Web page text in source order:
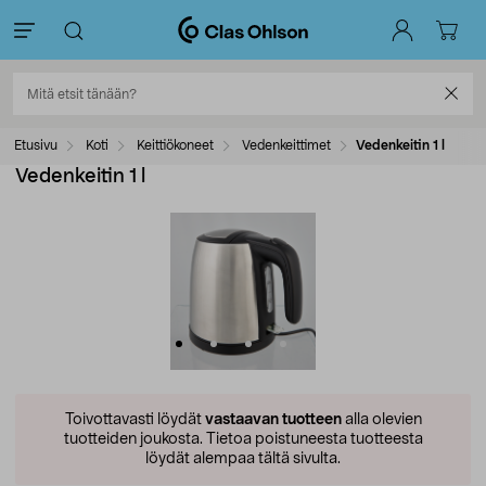
Etusivu Koti Keittiökoneet Vedenkeittimet Vedenkeitin 1 l
Vedenkeitin 1 l
Toivottavasti löydät vastaavan tuotteenalla olevien
tuotteiden joukosta. Tietoa poistuneesta tuotteesta
löydät alempaa tältä sivulta.